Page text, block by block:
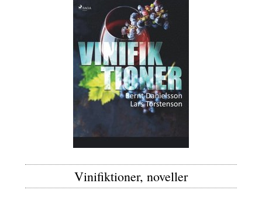
Vinifiktioner, noveller